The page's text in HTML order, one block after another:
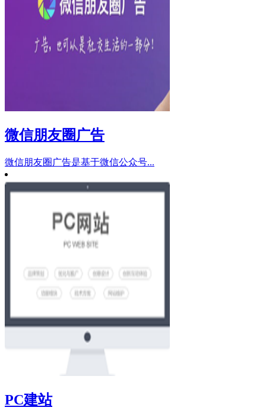
微信朋友圈广告
微信朋友圈广告是基于微信公众号...
PC建站